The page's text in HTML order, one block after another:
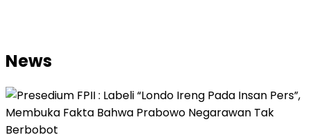
News